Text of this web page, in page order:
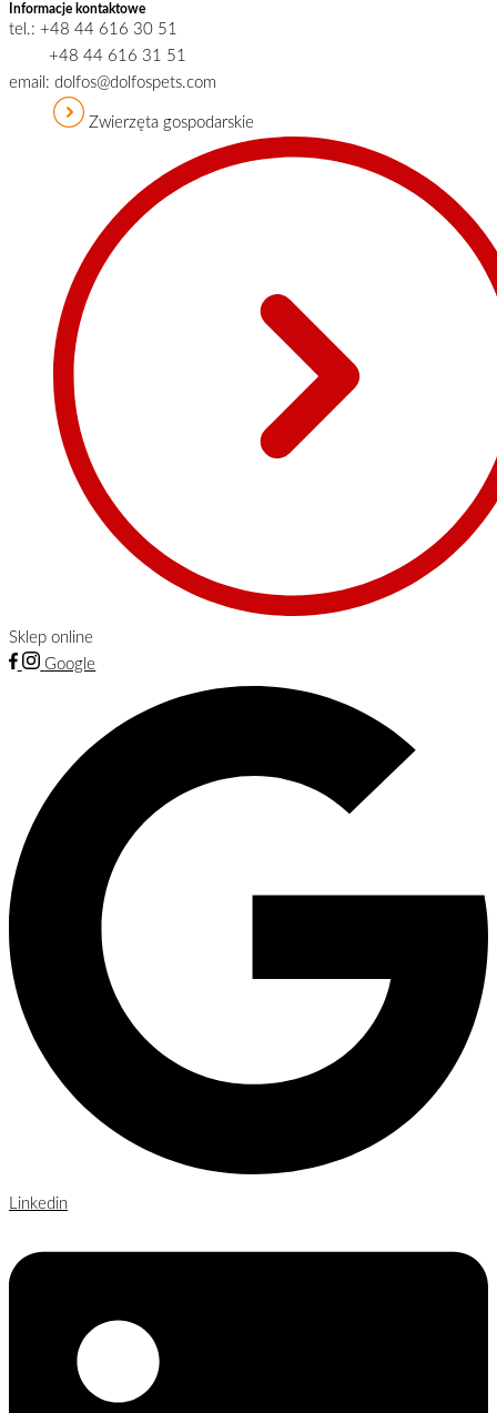
Informacje kontaktowe
tel.: +48 44 616 30 51
+48 44 616 31 51
email: dolfos@dolfospets.com
Zwierzęta gospodarskie
Sklep online
Google
Linkedin